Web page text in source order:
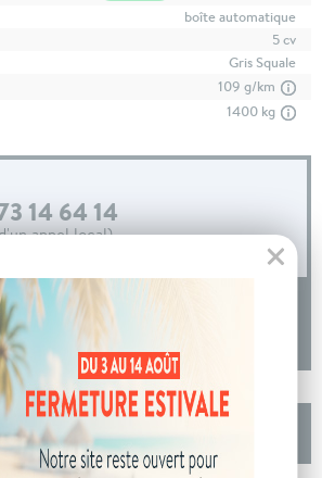
boîte automatique
5 cv
Gris Squale
109 g/km
1400 kg
14 64 14
appel local)
D'INFORMATIONS
JUKE Nouveau HYBRID 143